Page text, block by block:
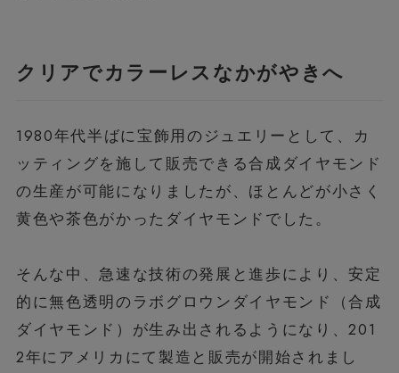
クリアでカラーレスなかがやきへ
1980年代半ばに宝飾用のジュエリーとして、カ
ッティングを施して販売できる合成ダイヤモンド
の生産が可能になりましたが、ほとんどが小さく
黄色や茶色がかったダイヤモンドでした。
そんな中、急速な技術の発展と進歩により、安定
的に無色透明のラボグロウンダイヤモンド（合成
ダイヤモンド）が生み出されるようになり、201
2年にアメリカにて製造と販売が開始されまし